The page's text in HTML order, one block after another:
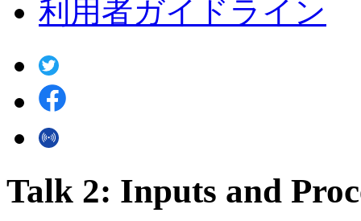
利用者ガイドライン
Talk 2: Inputs and